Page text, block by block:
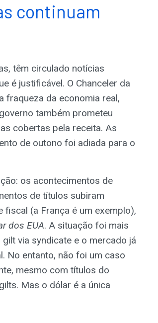
continuam
têm circulado notícias
é justificável. O Chanceler da
fraqueza da economia real,
também prometeu
cobertas pela receita. As
de outono foi adiada para o
os acontecimentos de
de títulos subiram
(a França é um exemplo),
dos EUA. A situação foi mais
via syndicate e o mercado já
No entanto, não foi um caso
mesmo com títulos do
Mas o dólar é a única